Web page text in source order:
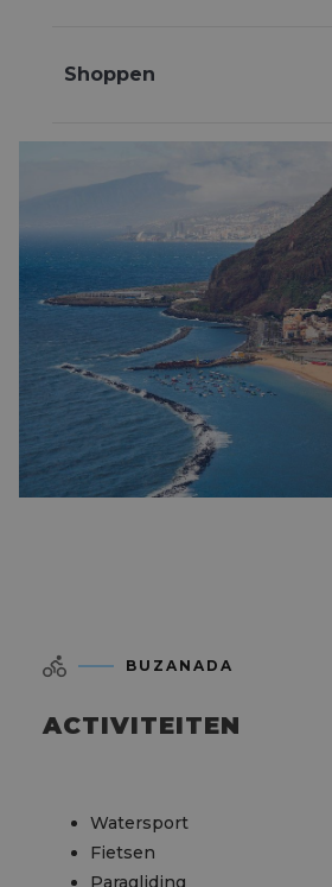
Shoppen
BUZANADA
ACTIVITEITEN
Watersport
Fietsen
Paragliding